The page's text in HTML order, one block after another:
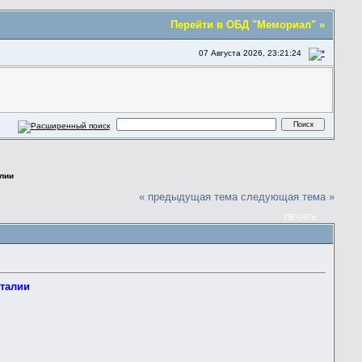
Перейти в ОБД "Мемориал" »
07 Августа 2026, 23:21:24
« предыдущая тема следующая тема »
ПЕЧАТЬ